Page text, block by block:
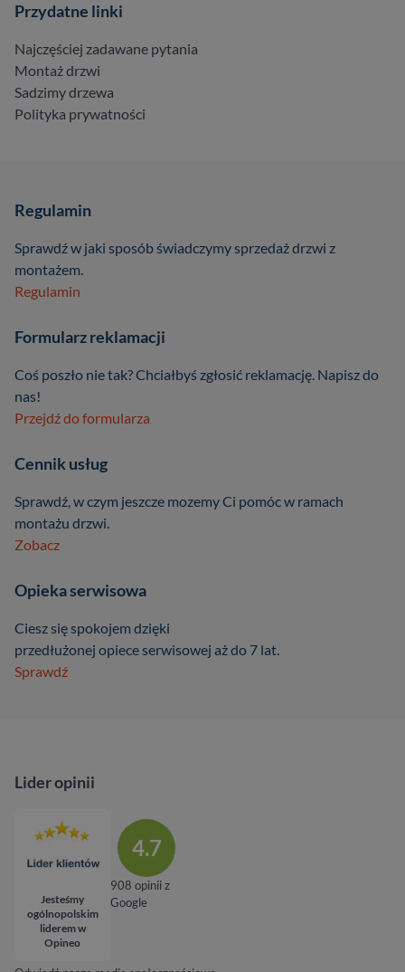
Przydatne linki
Najczęściej zadawane pytania
Montaż drzwi
Sadzimy drzewa
Polityka prywatności
Regulamin
Sprawdź w jaki sposób świadczymy sprzedaż drzwi z
montażem.
Regulamin
Formularz reklamacji
Coś poszło nie tak? Chciałbyś zgłosić reklamację. Napisz do
nas!
Przejdź do formularza
Cennik usług
Sprawdź, w czym jeszcze mozemy Ci pomóc w ramach
montażu drzwi.
Zobacz
Opieka serwisowa
Ciesz się spokojem dzięki
przedłużonej opiece serwisowej aż do 7 lat.
Sprawdź
Lider opinii
Jesteśmy
ogólnopolskim
liderem w
Opineo
4.7
908 opinii z
Google